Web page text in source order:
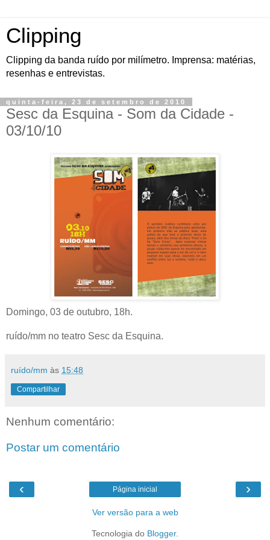
Clipping
Clipping da banda ruído por milímetro. Imprensa: matérias,
resenhas e entrevistas.
quinta-feira, 23 de setembro de 2010
Sesc da Esquina - Som da Cidade -
03/10/10
Domingo, 03 de outubro, 18h.
ruído/mm no teatro Sesc da Esquina.
ruído/mm às 15:48
Compartilhar
Nenhum comentário:
Postar um comentário
‹ ›
Página inicial
Ver versão para a web
Tecnologia do Blogger.